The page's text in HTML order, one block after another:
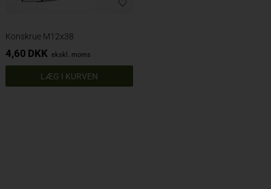
Konskrue M12x38
4,60 DKK ekskl. moms
LÆG I KURVEN